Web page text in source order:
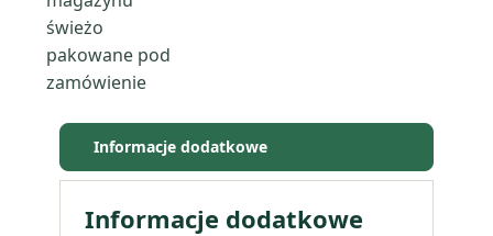
100%
świeżo
pakowane pod
zamówienie
Informacje dodatkowe
Informacje dodatkowe